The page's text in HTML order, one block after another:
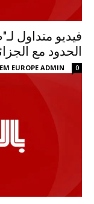
فيديو متداول
الحدود مع
EUROPE ADMIN 0